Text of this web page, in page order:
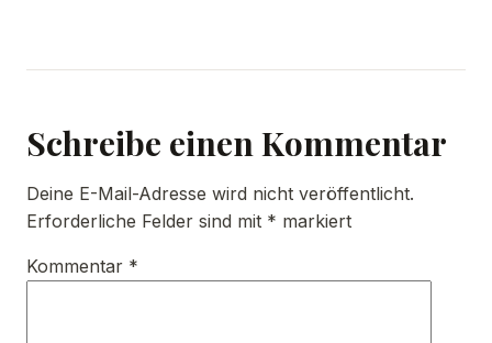
Schreibe einen Kommentar
Deine E-Mail-Adresse wird nicht veröffentlicht.
Erforderliche Felder sind mit * markiert
Kommentar *